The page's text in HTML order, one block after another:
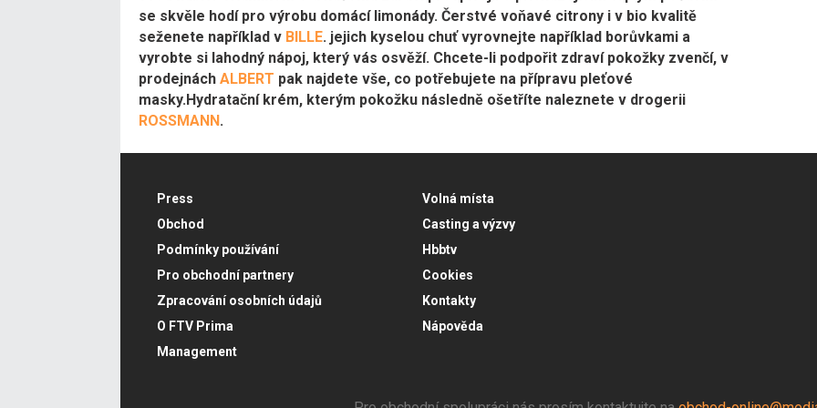
se skvěle hodí pro výrobu domácí limonády. Čerstvé voňavé citrony i v bio kvalitě
seženete například v BILLE. jejich kyselou chuť vyrovnejte například borůvkami a
vyrobte si lahodný nápoj, který vás osvěží. Chcete-li podpořit zdraví pokožky zvenčí, v
prodejnách ALBERT pak najdete vše, co potřebujete na přípravu pleťové
masky.Hydratační krém, kterým pokožku následně ošetříte naleznete v drogerii
ROSSMANN .
Press
Obchod
Podmínky používání
Pro obchodní partnery
Zpracování osobních údajů
O FTV Prima
Management
Volná místa
Casting a výzvy
Hbbtv
Cookies
Kontakty
Nápověda